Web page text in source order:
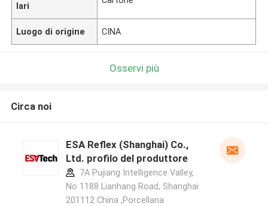
lari
Luogo di origine CINA
Osservi più
Circa noi
ESA Reflex (Shanghai) Co.,
Ltd. profilo del produttore
7A Pujiang Intelligence Valley,
No 1188 Lianhang Road, Shanghai
201112 China ,Porcellana